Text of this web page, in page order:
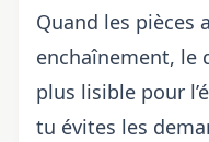
Quand les pièces
enchaînement, le
plus lisible pour
tu évites les